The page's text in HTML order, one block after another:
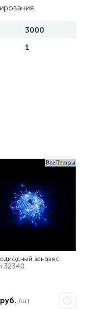
3000
1
занавес
32340
/шт